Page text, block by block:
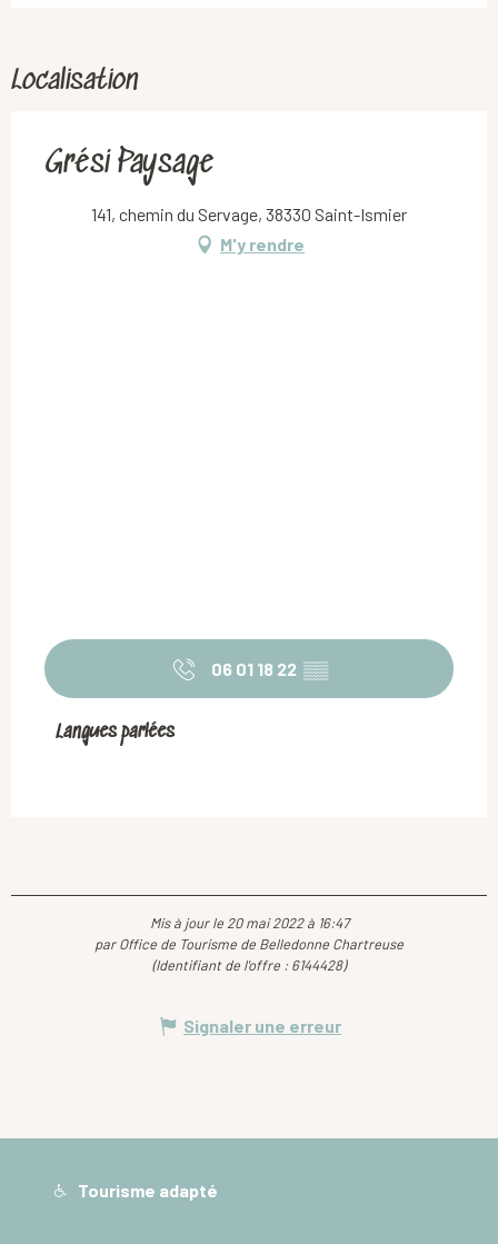
Localisation
Grési Paysage
141, chemin du Servage, 38330 Saint-Ismier
M'y rendre
06 01 18 22 ▒▒
Langues parlées
Langues parlées
Mis à jour le 20 mai 2022 à 16:47
par Office de Tourisme de Belledonne Chartreuse
(Identifiant de l'offre : 6144428)
Signaler une erreur
Tourisme adapté